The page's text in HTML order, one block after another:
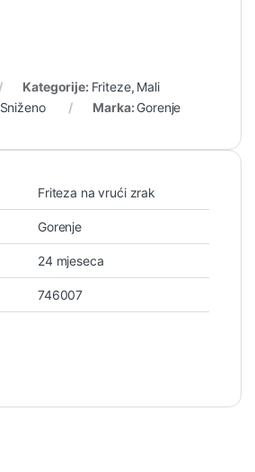
Kategorije: Friteze, Mali
Sniženo Marka: Gorenje
Friteza na vrući zrak
Gorenje
24 mjeseca
746007